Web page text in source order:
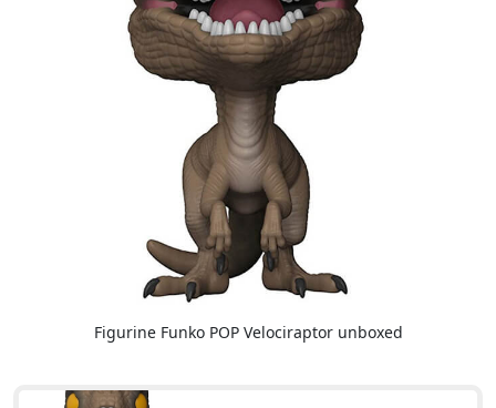
Figurine Funko POP Velociraptor unboxed